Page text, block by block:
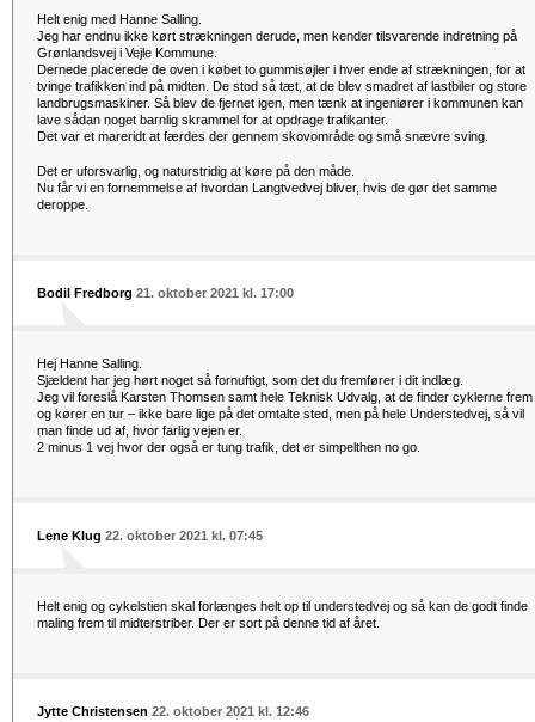
Helt enig med Hanne Salling.
Jeg har endnu ikke kørt strækningen derude, men kender tilsvarende indretning på
Grønlandsvej i Vejle Kommune.
Dernede placerede de oven i købet to gummisøjler i hver ende af strækningen, for at
tvinge trafikken ind på midten. De stod så tæt, at de blev smadret af lastbiler og store
landbrugsmaskiner. Så blev de fjernet igen, men tænk at ingeniører i kommunen kan
lave sådan noget barnlig skrammel for at opdrage trafikanter.
Det var et mareridt at færdes der gennem skovområde og små snævre sving.
Det er uforsvarlig, og naturstridig at køre på den måde.
Nu får vi en fornemmelse af hvordan Langtvedvej bliver, hvis de gør det samme
deroppe.
Bodil Fredborg 21. oktober 2021 kl. 17:00
Hej Hanne Salling.
Sjældent har jeg hørt noget så fornuftigt, som det du fremfører i dit indlæg.
Jeg vil foreslå Karsten Thomsen samt hele Teknisk Udvalg, at de finder cyklerne frem
og kører en tur – ikke bare lige på det omtalte sted, men på hele Understedvej, så vil
man finde ud af, hvor farlig vejen er.
2 minus 1 vej hvor der også er tung trafik, det er simpelthen no go.
Lene Klug 22. oktober 2021 kl. 07:45
Helt enig og cykelstien skal forlænges helt op til understedvej og så kan de godt finde
maling frem til midterstriber. Der er sort på denne tid af året.
Jytte Christensen 22. oktober 2021 kl. 12:46